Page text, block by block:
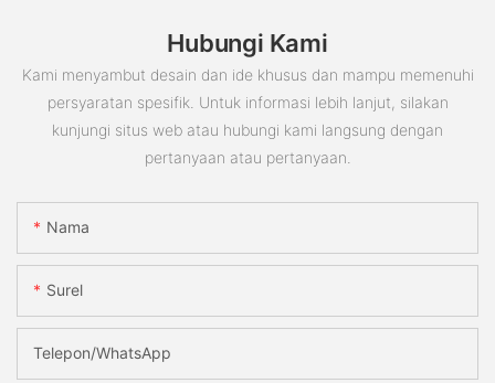
Hubungi Kami
Kami menyambut desain dan ide khusus dan mampu memenuhi
persyaratan spesifik. Untuk informasi lebih lanjut, silakan
kunjungi situs web atau hubungi kami langsung dengan
pertanyaan atau pertanyaan.
Nama
Surel
Telepon/WhatsApp